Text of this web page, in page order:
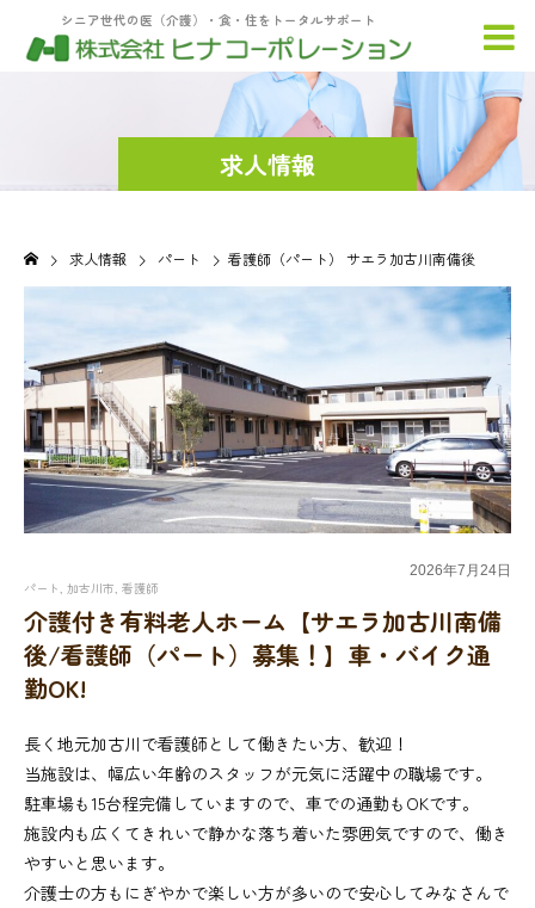
シニア世代の医（介護）・食・住をトータルサポート
求人情報
求人情報 パート 看護師（パート） サエラ加古川南備後
2026年7月 24日
パート 加古川市 看護師
介護付き有料老人ホーム【サエラ加古川南備
後/看護師（パート）募集！】車・バイク通
勤OK!
長く地元加古川で看護師として働きたい方、歓迎！
当施設は、幅広い年齢のスタッフが元気に活躍中の職場です。
駐車場も15台程完備していますので、車での通勤もOKです。
施設内も広くてきれいで静かな落ち着いた雰囲気ですので、働き
やすいと思います。
介護士の方もにぎやかで楽しい方が多いので安心してみなさんで